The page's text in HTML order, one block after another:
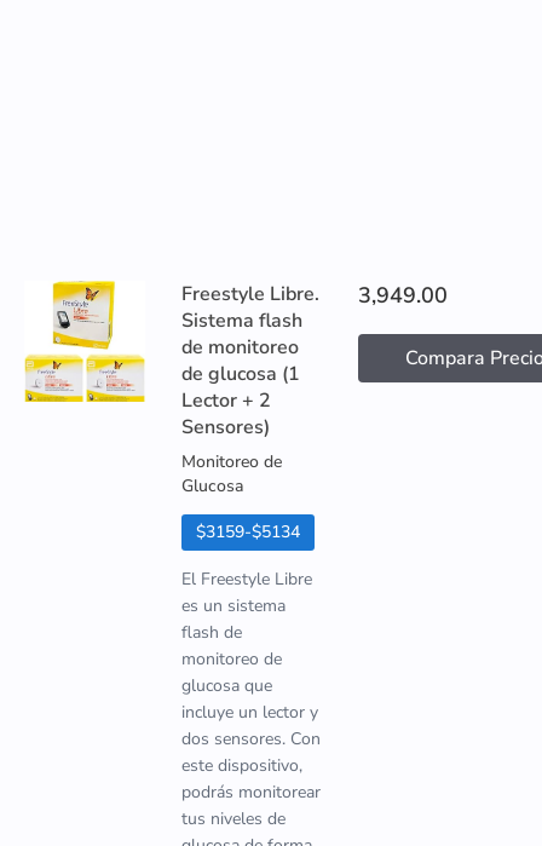
Freestyle Libre.
Sistema flash
de monitoreo
de glucosa (1
Lector + 2
Sensores)
Monitoreo de
Glucosa
$3159-$5134
El Freestyle Libre
es un sistema
flash de
monitoreo de
glucosa que
incluye un lector y
dos sensores. Con
este dispositivo,
podrás monitorear
tus niveles de
3,949.00
Compara